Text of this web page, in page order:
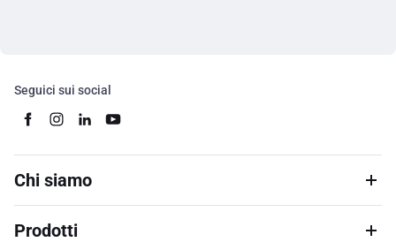
Seguici sui social
Chi siamo
Prodotti